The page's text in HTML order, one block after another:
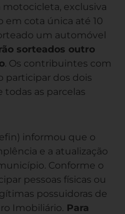
motocicleta, exclusiva
em cota única até 10
um automóvel
sorteados outro
. Os contribuintes com
participar dos dois
as parcelas
informou que o
e a atualização
Conforme o
pessoas físicas ou
possuidoras de
Imobiliário. Para